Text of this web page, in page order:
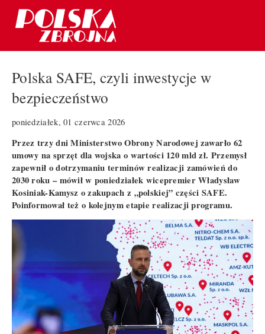
Polska SAFE, czyli inwestycje w
bezpieczeństwo
poniedziałek, 01 czerwca 2026
Przez trzy dni Ministerstwo Obrony Narodowej zawarło 62
umowy na sprzęt dla wojska o wartości 120 mld zł. Przemysł
zapewnił o dotrzymaniu terminów realizacji zamówień do
2030 roku – mówił w poniedziałek wicepremier Władysław
Kosiniak-Kamysz o zakupach z „polskiej” części SAFE.
Poinformował też o kolejnym etapie realizacji programu.